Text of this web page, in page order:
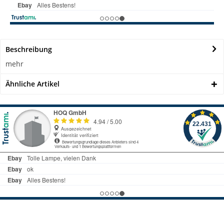
Beschreibung
mehr
Ähnliche Artikel